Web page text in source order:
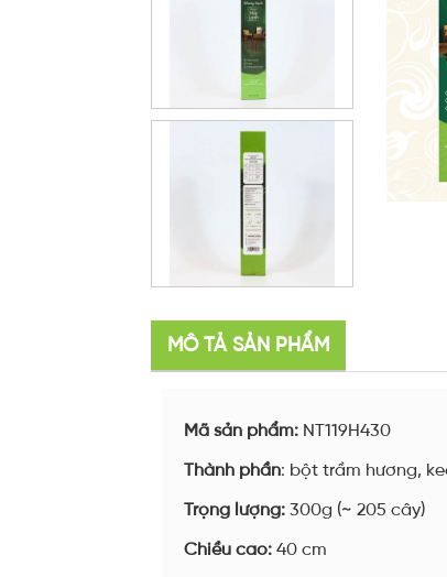
MÔ TẢ SẢN PHẨM
Mã sản phẩm: NT119H430
Thành phần: bột trầm hương,
Trọng lượng: 300g (~ 205 cây)
Chiều cao: 40 cm